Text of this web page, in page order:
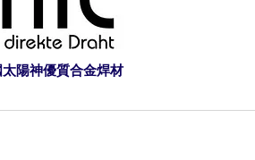
陽神優質合金焊材